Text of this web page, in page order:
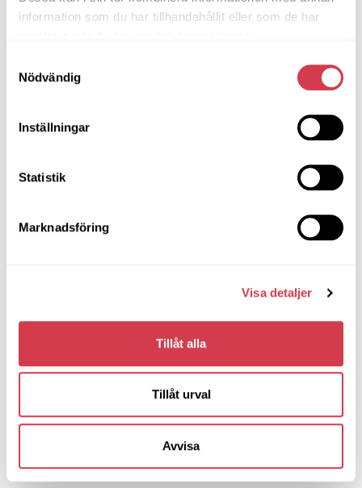
information som du har tillhandahållit eller som de har
Nödvändig
Inställningar
Statistik
Marknadsföring
Visa detaljer
Tillåt alla
Tillåt urval
Avvisa
Författare
Jacob Sagmeister
Jacob Sagmeister är VD för
Sveriges ledande experter
affärsmannaskap med
Hans idrottsbakgrund har
också gett honom ett
engagemang för
föreningslivet samt en
förståelse för vad som
krävs för att lyckas.